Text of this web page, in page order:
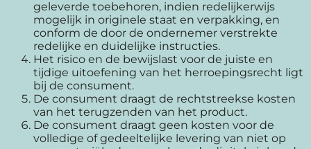
geleverde toebehoren, indien redelijkerwijs
mogelijk in originele staat en verpakking, en
conform de door de ondernemer verstrekte
redelijke en duidelijke instructies.
Het risico en de bewijslast voor de juiste en
tijdige uitoefening van het herroepingsrecht ligt
bij de consument.
De consument draagt de rechtstreekse kosten
van het terugzenden van het product.
De consument draagt geen kosten voor de
volledige of gedeeltelijke levering van niet op